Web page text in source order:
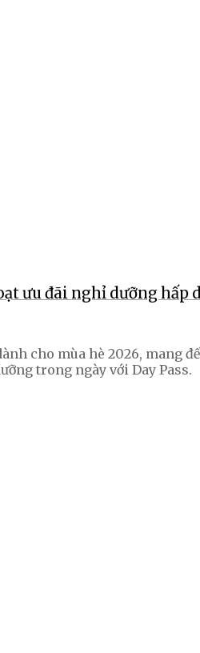
ưu đãi nghỉ dưỡng hấp
cho mùa hè 2026, mang
trong ngày với Day Pass.